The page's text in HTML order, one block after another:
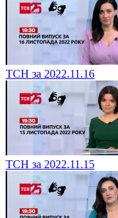
ТСН за 2022.11.16
ТСН за 2022.11.15